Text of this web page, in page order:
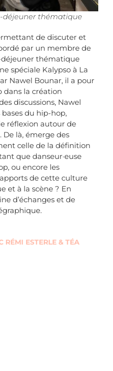
déjeuner thématique
de discuter et
par un membre de
thématique
spéciale Kalypso à La
Nawel Bounar, il a pour
dans la création
discussions, Nawel
du hip-hop,
réflexion autour de
De là, émerge des
celle de la définition
que danseur·euse
ou encore les
de cette culture
et à la scène ? En
d’échanges et de
RÉMI ESTERLE & TÉA